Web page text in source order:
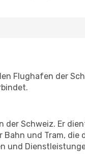
Flughafen der
Schweiz. Er
und Tram,
und